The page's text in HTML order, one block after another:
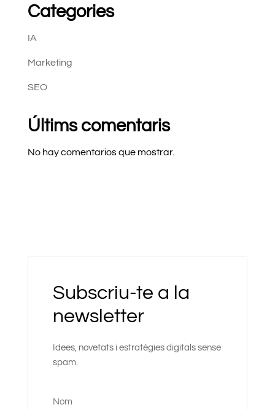
Categories
IA
Marketing
SEO
Últims comentaris
No hay comentarios que mostrar.
Subscriu-te a la
newsletter
Idees, novetats i estratègies digitals sense
spam.